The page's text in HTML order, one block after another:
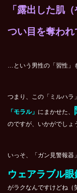
「露出した肌
つい目を奪われ
…という男性の「習性」
つまり、この「ミルハ
「モラル」 にまかせた、
のですが、いかがでしょ
いっそ、「ガン見警報器
ウェアラブル眼
がラクなんですけどね（